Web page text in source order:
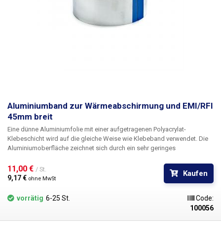
Aluminiumband zur Wärmeabschirmung und EMI/RFI
45mm breit
Eine dünne Aluminiumfolie mit einer aufgetragenen Polyacrylat-
Klebeschicht wird auf die gleiche Weise wie Klebeband verwendet. Die
Aluminiumoberfläche zeichnet sich durch ein sehr geringes
gegen Wärmestrahlung eignet. Die hohe Wärmeleitfähigkeit von
Aluminium sorgt zudem dafür, dass sich die Wärme über die gesamte
Oberfläche des Klebebandes verteilt, wodurch es sich ideal zum Schutz
von z. B. Kunststoffbauteilen beim Heißluftlöten eignet.
11,00 € / St.
9,17 € ohne MwSt
Kaufen
vorrätig 6-25 St.
Code:
100056